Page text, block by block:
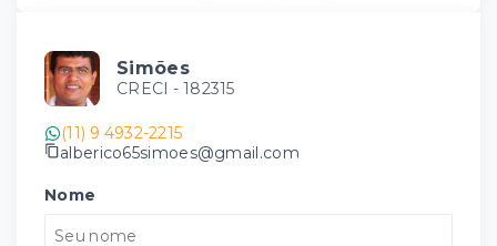
Simões
CRECI - 182315
(11) 9 4932-2215
alberico65simoes@gmail.com
Nome